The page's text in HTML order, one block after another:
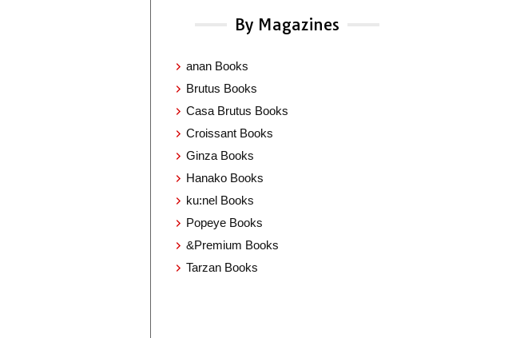
By Magazines
anan Books
Brutus Books
Casa Brutus Books
Croissant Books
Ginza Books
Hanako Books
ku:nel Books
Popeye Books
&Premium Books
Tarzan Books